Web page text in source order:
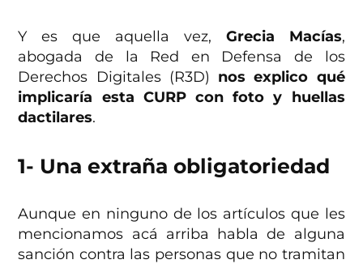
Y es que aquella vez, Grecia Macías,
abogada de la Red en Defensa de los
Derechos Digitales (R3D) nos explico qué
implicaría esta CURP con foto y huellas
dactilares.
1- Una extraña obligatoriedad
Aunque en ninguno de los artículos que les
mencionamos acá arriba habla de alguna
sanción contra las personas que no tramitan